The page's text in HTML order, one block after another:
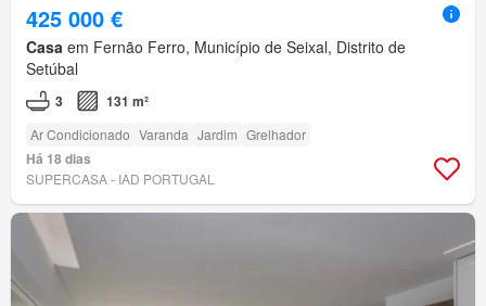
425 000 €
Casa em Fernão Ferro, Município de Seixal, Distrito de
Setúbal
3 131 m²
Ar Condicionado Varanda Jardim Grelhador
Há 18 dias
SUPERCASA - IAD PORTUGAL